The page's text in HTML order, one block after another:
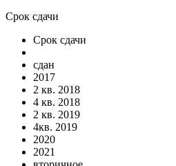
Срок сдачи
Срок сдачи
сдан
2017
2 кв. 2018
4 кв. 2018
2 кв. 2019
4кв. 2019
2020
2021